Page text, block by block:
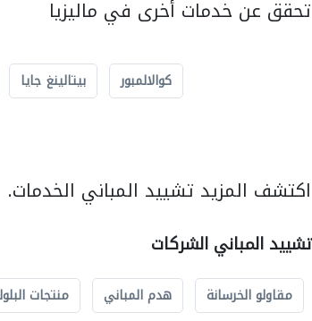
تحقق عن خدمات أخرى في ماليزيا
كوالالمبور بيتالينغ جايا
اكتشف المزيد تشييد المباني الخدمات.
تشييد المباني الشركات
مقاولو الخرسانة هدم المباني منتجات